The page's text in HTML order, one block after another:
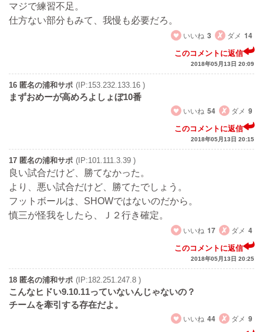
マジで練習不足。
仕方ない部分もみて、我慢も必要だろ。
いいね 3 ダメ 14
このコメントに返信
2018年05月13日 20:09
16 匿名の浦和サポ (IP:153.232.133.16 )
まずおめーが高めろよしょぼ10番
いいね 54 ダメ 9
このコメントに返信
2018年05月13日 20:15
17 匿名の浦和サポ (IP:101.111.3.39 )
良い試合だけど、勝てなかった。
より、悪い試合だけど、勝てたでしょう。
フットボールは、SHOWではないのだから。
慎三が怪我をしたら、Ｊ２行き確定。
いいね 17 ダメ 4
このコメントに返信
2018年05月13日 20:25
18 匿名の浦和サポ (IP:182.251.247.8 )
こんなヒドい9.10.11っていないんじゃないの？
チームを牽引する存在だよ。
いいね 44 ダメ 9